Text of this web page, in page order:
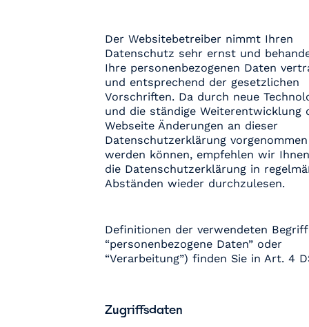
Der Websitebetreiber nimmt Ihren
Datenschutz sehr ernst und
Ihre personenbezogenen Daten
und entsprechend der gesetzlichen
Vorschriften. Da durch neue
und die ständige Weiterentwicklung
Webseite Änderungen an dieser
Datenschutzerklärung vorgenommen
werden können, empfehlen wir
die Datenschutzerklärung in
Abständen wieder durchzulesen.
Definitionen der verwendeten
“personenbezogene Daten” oder
“Verarbeitung”) finden Sie in Art. 4
Zugriffsdaten